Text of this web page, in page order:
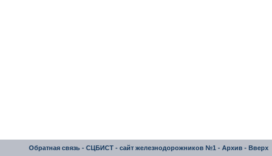
Обратная связь - СЦБИСТ - сайт железнодорожников №1 - Архив - Вверх